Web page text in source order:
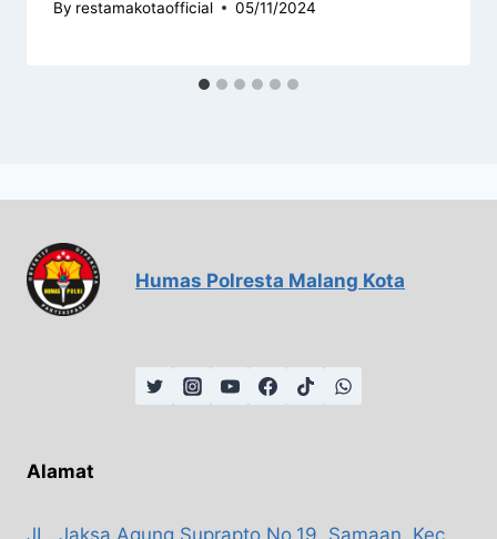
By restamakotaofficial 05/11/2024
Humas Polresta Malang Kota
Alamat